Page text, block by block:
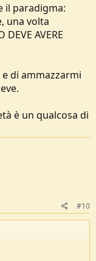
Anzi, più si
almeno dove il
coi bambini.
il paradigma:
una volta
AVERE
di ammazzarmi
è un qualcosa di
#10